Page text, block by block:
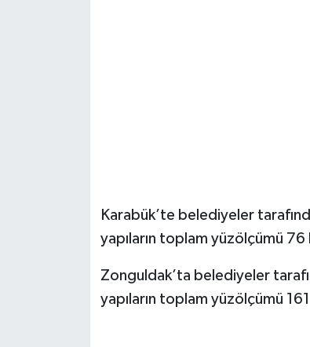
Karabük’te belediyeler
yapıların toplam yüzölçümü
Zonguldak’ta belediyeler
yapıların toplam yüzölçümü